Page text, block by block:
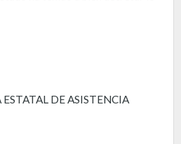
ESTATAL DE ASISTENCIA